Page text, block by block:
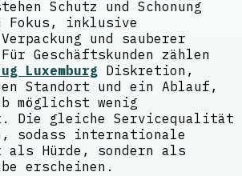
Schutz und Schonung
Fokus, inklusive
und sauberer
Geschäftskunden zählen
Luxemburg Diskretion,
Standort und ein Ablauf,
möglichst wenig
Die gleiche Servicequalität
sodass internationale
Hürde, sondern als
erscheinen.